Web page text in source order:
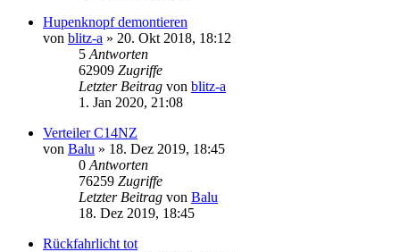
Hupenknopf demontieren
von blitz-a » 20. Okt 2018, 18:12
5 Antworten
62909 Zugriffe
Letzter Beitrag von blitz-a
1. Jan 2020, 21:08
Verteiler C14NZ
von Balu » 18. Dez 2019, 18:45
0 Antworten
76259 Zugriffe
Letzter Beitrag von Balu
18. Dez 2019, 18:45
Rückfahrlicht tot